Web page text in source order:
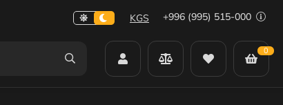
KGS +996 (995) 515-000
0